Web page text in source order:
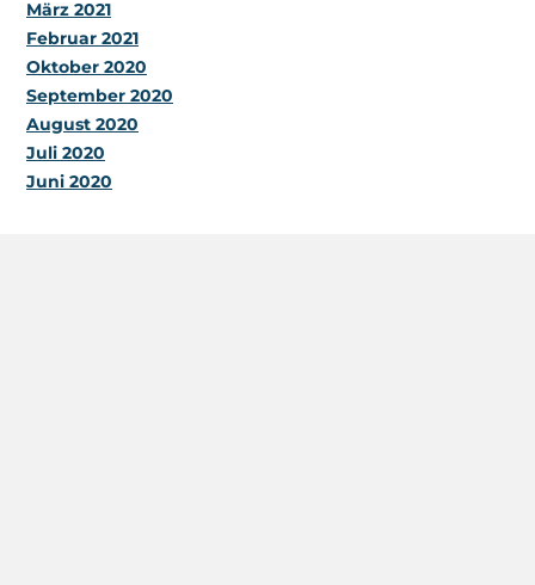
März 2021
Februar 2021
Oktober 2020
September 2020
August 2020
Juli 2020
Juni 2020